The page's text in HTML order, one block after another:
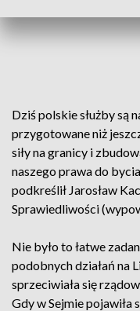
Dziś polskie służby są
przygotowane niż
siły na granicy i
naszego prawa do
podkreślił Jarosław
Sprawiedliwości
Nie było to łatwe
podobnych działań na
sprzeciwiała się
Gdy w Sejmie pojawiła